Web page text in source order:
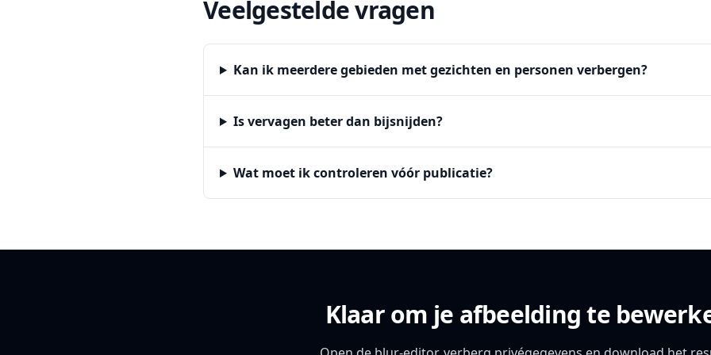
Veelgestelde vragen
Kan ik meerdere gebieden met gezichten en personen verbergen?
Is vervagen beter dan bijsnijden?
Wat moet ik controleren vóór publicatie?
Klaar om je afbeelding te